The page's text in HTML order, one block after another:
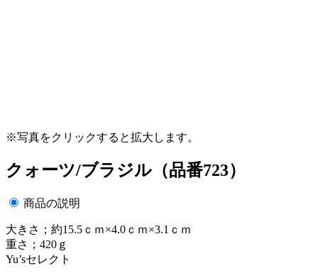
※写真をクリックすると拡大します。
クォーツ/ブラジル（品番723）
商品の説明
大きさ；約15.5ｃｍ×4.0ｃｍ×3.1ｃｍ
重さ；420ｇ
Yu’sセレクト